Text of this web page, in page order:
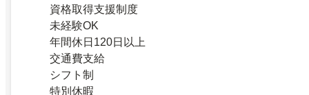
資格取得支援制度
未経験OK
年間休日120日以上
交通費支給
シフト制
特別休暇